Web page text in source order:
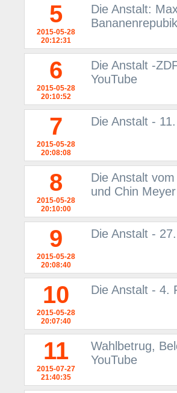
5
2015-05-28
20:12:31
Die Anstalt:
6
2015-05-28
20:10:52
Die Anstalt -
YouTube
7
2015-05-28
20:08:08
Die Anstalt -
8
2015-05-28
20:10:00
Die Anstalt
und Chin
9
2015-05-28
20:08:40
Die Anstalt -
10
2015-05-28
20:07:40
Die Anstalt - 4.
11
2015-07-27
21:40:35
Wahlbetrug,
YouTube